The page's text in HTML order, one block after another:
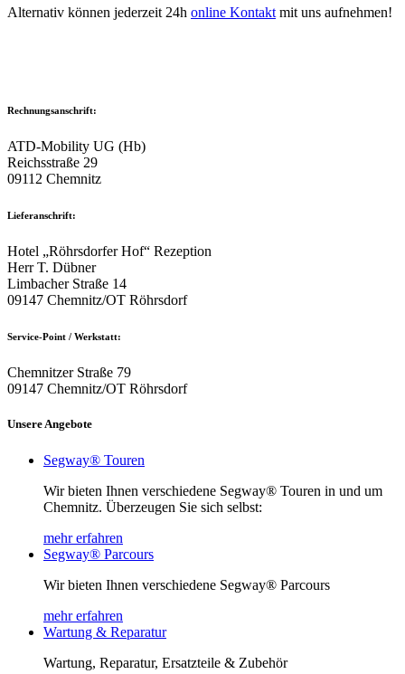
Alternativ können jederzeit 24h online Kontaktmit uns aufnehmen!
Rechnungsanschrift:
ATD-Mobility UG (Hb)
Reichsstraße 29
09112 Chemnitz
Lieferanschrift:
Hotel „Röhrsdorfer Hof“ Rezeption
Herr T. Dübner
Limbacher Straße 14
09147 Chemnitz/OT Röhrsdorf
Service-Point / Werkstatt:
Chemnitzer Straße 79
09147 Chemnitz/OT Röhrsdorf
Unsere Angebote
Segway® Touren
Wir bieten Ihnen verschiedene Segway® Touren in und um
Chemnitz. Überzeugen Sie sich selbst:
mehr erfahren
Segway® Parcours
Wir bieten Ihnen verschiedene Segway® Parcours
mehr erfahren
Wartung & Reparatur
Wartung, Reparatur, Ersatzteile & Zubehör